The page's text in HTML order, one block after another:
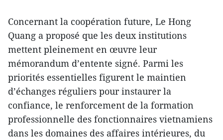
Concernant la coopération future, Le Hong
Quang a proposé que les deux institutions
mettent pleinement en œuvre leur
mémorandum d’entente signé. Parmi les
priorités essentielles figurent le maintien
d’échanges réguliers pour instaurer la
confiance, le renforcement de la formation
professionnelle des fonctionnaires vietnamiens
dans les domaines des affaires intérieures, du